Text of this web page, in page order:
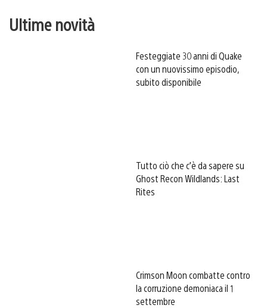
Ultime novità
Festeggiate 30 anni di Quake
con un nuovissimo episodio,
subito disponibile
Tutto ciò che c’è da sapere su
Ghost Recon Wildlands: Last
Rites
Crimson Moon combatte contro
la corruzione demoniaca il 1
settembre